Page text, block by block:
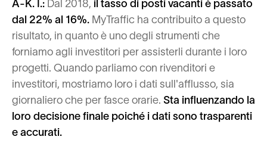
A-K. I.: Dal 2018, il tasso di posti vacanti è passato
dal 22% al 16%. MyTraffic ha contribuito a questo
risultato, in quanto è uno degli strumenti che
forniamo agli investitori per assisterli durante i loro
progetti. Quando parliamo con rivenditori e
investitori, mostriamo loro i dati sull'afflusso, sia
giornaliero che per fasce orarie. Sta influenzando la
loro decisione finale poiché i dati sono trasparenti
e accurati.